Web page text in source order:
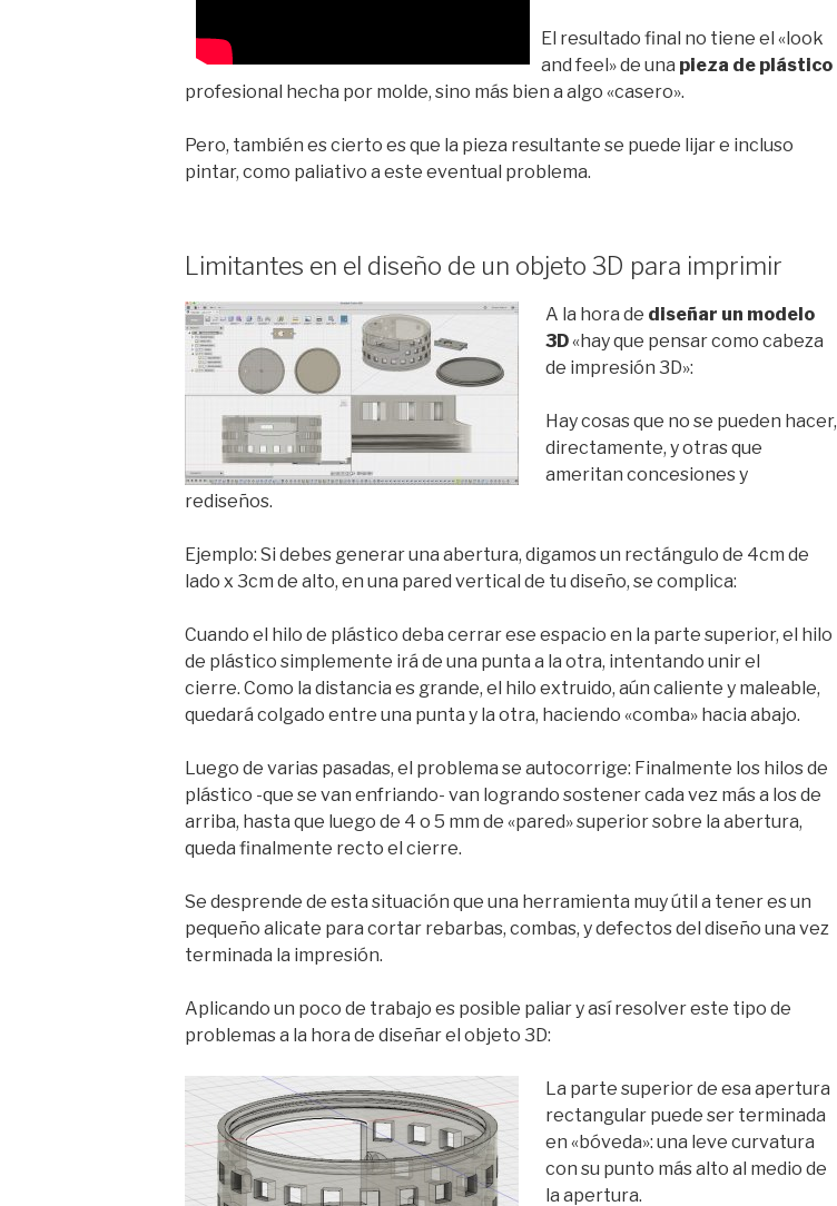
El resultado final no tiene el «look
and feel» de una pieza de plástico
profesional hecha por molde, sino más bien a algo «casero».
Pero, también es cierto es que la pieza resultante se puede lijar e incluso
pintar, como paliativo a este eventual problema.
Limitantes en el diseño de un objeto 3D para imprimir
A la hora de diseñar un modelo
3D«hay que pensar como cabeza
de impresión 3D»:
Hay cosas que no se pueden hacer,
directamente, y otras que
ameritan concesiones y
rediseños.
Ejemplo: Si debes generar una abertura, digamos un rectángulo de 4cm de
lado x 3cm de alto, en una pared vertical de tu diseño, se complica:
Cuando el hilo de plástico deba cerrar ese espacio en la parte superior, el hilo
de plástico simplemente irá de una punta a la otra, intentando unir el
cierre. Como la distancia es grande, el hilo extruido, aún caliente y maleable,
quedará colgado entre una punta y la otra, haciendo «comba» hacia abajo.
Luego de varias pasadas, el problema se autocorrige: Finalmente los hilos de
plástico -que se van enfriando- van logrando sostener cada vez más a los de
arriba, hasta que luego de 4 o 5 mm de «pared» superior sobre la abertura,
queda finalmente recto el cierre.
Se desprende de esta situación que una herramienta muy útil a tener es un
pequeño alicate para cortar rebarbas, combas, y defectos del diseño una vez
terminada la impresión.
Aplicando un poco de trabajo es posible paliar y así resolver este tipo de
problemas a la hora de diseñar el objeto 3D:
La parte superior de esa apertura
rectangular puede ser terminada
en «bóveda»: una leve curvatura
con su punto más alto al medio de
la apertura.